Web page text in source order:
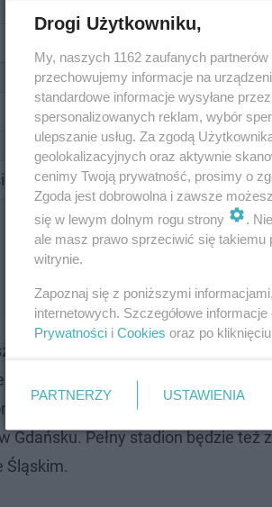
Następne pytanie
się spieszyć z kupnem biletów
w stanie pomieścić na koncercie
w bardzo krótkim czasie. W ciągu
Gdańsku. Pełny stadion będzie
Śląskim.
Drogi Użytkowniku,
My, naszych 1162 zaufanych
przechowujemy informacje na
standardowe informacje wysyłane
spersonalizowanych reklam, wybór
ulepszanie usług. Za zgodą
geolokalizacyjnych oraz aktywnie
cenimy Twoją prywatność, prosimy o
Zgoda jest dobrowolna i zawsze
się w lewym dolnym rogu strony
.
ale masz prawo sprzeciwić się takiemu
witrynie.
Zapoznaj się z poniższymi
internetowych. Szczegółowe
Prywatności i Cookies oraz po
PARTNERZY USTAWIENIA